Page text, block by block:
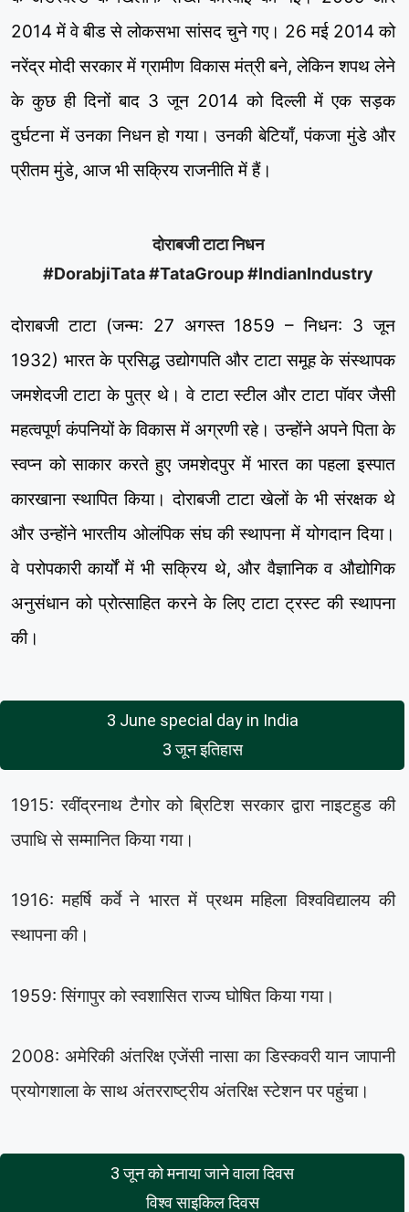
2014 में वे बीड से लोकसभा सांसद चुने गए। 26 मई 2014 को
नरेंद्र मोदी सरकार में ग्रामीण विकास मंत्री बने, लेकिन शपथ लेने
के कुछ ही दिनों बाद 3 जून 2014 को दिल्ली में एक सड़क
दुर्घटना में उनका निधन हो गया। उनकी बेटियाँ, पंकजा मुंडे और
प्रीतम मुंडे, आज भी सक्रिय राजनीति में हैं।
दोराबजी टाटा निधन
#DorabjiTata #TataGroup #IndianIndustry
दोराबजी टाटा (जन्म: 27 अगस्त 1859 – निधन: 3 जून
1932) भारत के प्रसिद्ध उद्योगपति और टाटा समूह के संस्थापक
जमशेदजी टाटा के पुत्र थे। वे टाटा स्टील और टाटा पॉवर जैसी
महत्वपूर्ण कंपनियों के विकास में अग्रणी रहे। उन्होंने अपने पिता के
स्वप्न को साकार करते हुए जमशेदपुर में भारत का पहला इस्पात
कारखाना स्थापित किया। दोराबजी टाटा खेलों के भी संरक्षक थे
और उन्होंने भारतीय ओलंपिक संघ की स्थापना में योगदान दिया।
वे परोपकारी कार्यों में भी सक्रिय थे, और वैज्ञानिक व औद्योगिक
अनुसंधान को प्रोत्साहित करने के लिए टाटा ट्रस्ट की स्थापना
की।
3 June special day in India
3 जून इतिहास
1915: रवींद्रनाथ टैगोर को ब्रिटिश सरकार द्वारा नाइटहुड की
उपाधि से सम्मानित किया गया।
1916: महर्षि कर्वे ने भारत में प्रथम महिला विश्वविद्यालय की
स्थापना की।
1959: सिंगापुर को स्वशासित राज्य घोषित किया गया।
2008: अमेरिकी अंतरिक्ष एजेंसी नासा का डिस्कवरी यान जापानी
प्रयोगशाला के साथ अंतरराष्ट्रीय अंतरिक्ष स्टेशन पर पहुंचा।
3 जून को मनाया जाने वाला दिवस
विश्व साइकिल दिवस